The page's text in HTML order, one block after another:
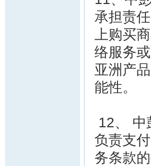
承担责
上购买
络服务
亚洲产
能性。
12、 中
负责支
务条款